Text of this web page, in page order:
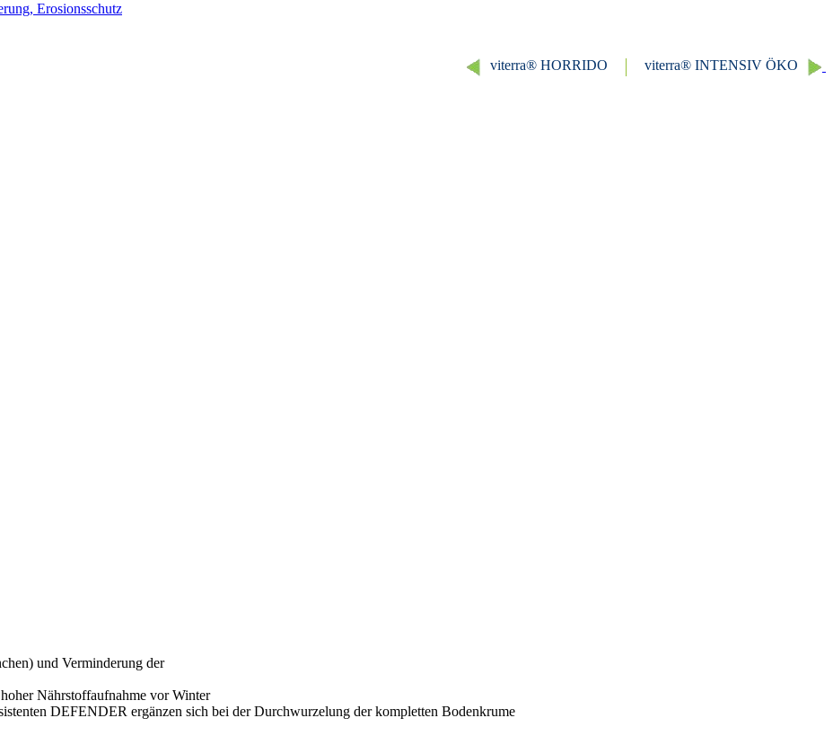
Erosionsschutz
viterra® INTENSIV ÖKO
viterra® HORRIDO
und Verminderung der
Nährstoffaufnahme vor Winter
DEFENDER ergänzen sich bei der Durchwurzelung der kompletten Bodenkrume